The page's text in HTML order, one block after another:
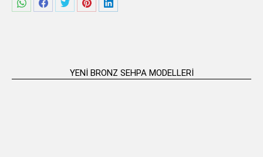
ShareShareShareShareShare
YENI BRONZ SEHPA MODELLERI